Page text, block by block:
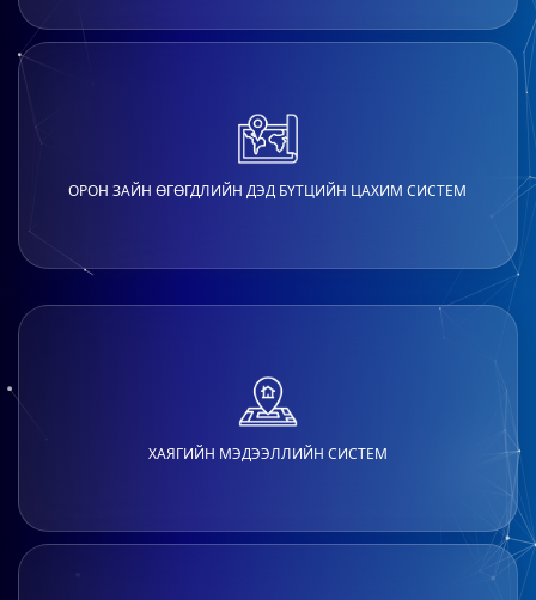
ОРОН ЗАЙН ӨГӨГДЛИЙН ДЭД БҮТЦИЙН ЦАХИМ СИСТЕМ
ХАЯГИЙН МЭДЭЭЛЛИЙН СИСТЕМ